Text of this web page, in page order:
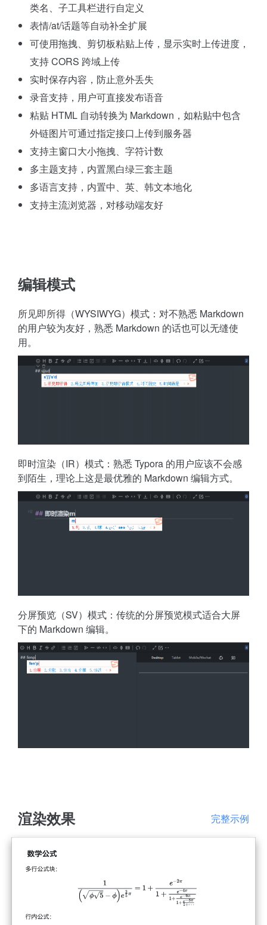
类名、子工具栏进行自定义
表情/at/话题等自动补全扩展
可使用拖拽、剪切板粘贴上传，显示实时上传进度，
支持 CORS 跨域上传
实时保存内容，防止意外丢失
录音支持，用户可直接发布语音
粘贴 HTML 自动转换为 Markdown，如粘贴中包含
外链图片可通过指定接口上传到服务器
支持主窗口大小拖拽、字符计数
多主题支持，内置黑白绿三套主题
多语言支持，内置中、英、韩文本地化
支持主流浏览器，对移动端友好
编辑模式
所见即所得（WYSIWYG）模式：对不熟悉 Markdown
的用户较为友好，熟悉 Markdown 的话也可以无缝使
用。
即时渲染（IR）模式：熟悉 Typora 的用户应该不会感
到陌生，理论上这是最优雅的 Markdown 编辑方式。
分屏预览（SV）模式：传统的分屏预览模式适合大屏
下的 Markdown 编辑。
渲染效果 完整示例